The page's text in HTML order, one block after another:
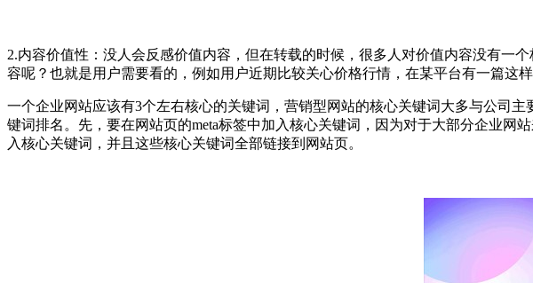
2.内容价值性：没人会反感价值内容，但在转载的时候，很多人对价值内容没有一
容呢？也就是用户需要看的，例如用户近期比较关心价格行情，在某平台有一篇这
一个企业网站应该有3个左右核心的关键词，营销型网站的核心关键词大多与公司
键词排名。先，要在网站页的meta标签中加入核心关键词，因为对于大部分企业
入核心关键词，并且这些核心关键词全部链接到网站页。